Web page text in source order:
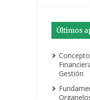
Últimos
Gestión